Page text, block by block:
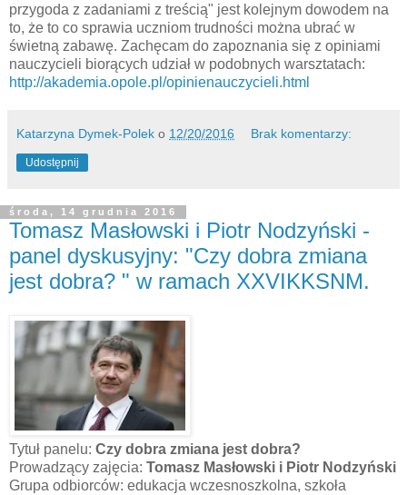
przygoda z zadaniami z treścią" jest kolejnym dowodem na
to, że to co sprawia uczniom trudności można ubrać w
świetną zabawę. Zachęcam do zapoznania się z opiniami
nauczycieli biorących udział w podobnych warsztatach:
http://akademia.opole.pl/opinienauczycieli.html
Katarzyna Dymek-Polek o 12/20/2016 Brak komentarzy:
Udostępnij
środa, 14 grudnia 2016
Tomasz Masłowski i Piotr Nodzyński -
panel dyskusyjny: "Czy dobra zmiana
jest dobra? " w ramach XXVIKKSNM.
Tytuł panelu: Czy dobra zmiana jest dobra?
Prowadzący zajęcia: Tomasz Masłowski i Piotr Nodzyński
Grupa odbiorców: edukacja wczesnoszkolna, szkoła